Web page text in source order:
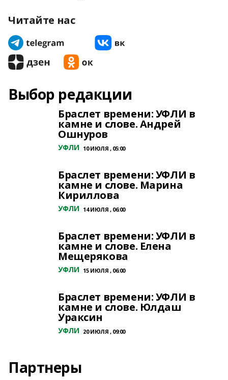
Читайте нас
Выбор редакции
Браслет времени: УФЛИ в
камне и слове. Андрей
Ошнуров
УФЛИ 10 ИЮЛЯ , 05:00
Браслет времени: УФЛИ в
камне и слове. Марина
Кириллова
УФЛИ 14 ИЮЛЯ , 06:00
Браслет времени: УФЛИ в
камне и слове. Елена
Мещерякова
УФЛИ 15 ИЮЛЯ , 06:00
Браслет времени: УФЛИ в
камне и слове. Юлдаш
Ураксин
УФЛИ 20 ИЮЛЯ , 09:00
Партнеры